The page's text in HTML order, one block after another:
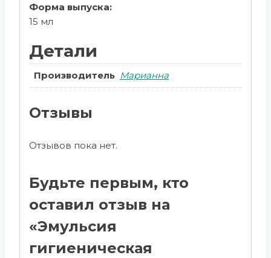
Форма выпуска:
15 мл
Детали
Производитель Марианна
Отзывы
Отзывов пока нет.
Будьте первым, кто
оставил отзыв на
«Эмульсия
гигиеническая